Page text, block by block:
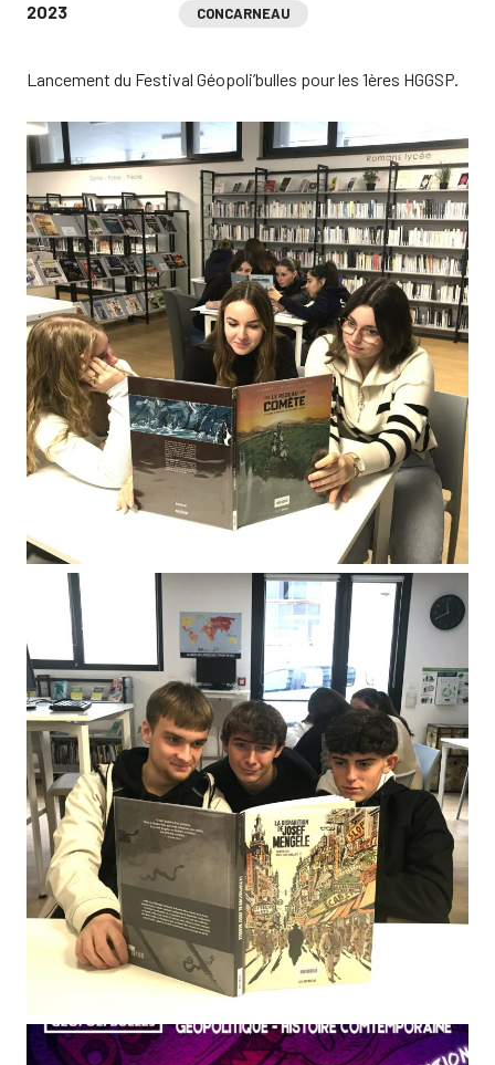
2023
CONCARNEAU
Lancement du Festival Géopoli’bulles pour les 1ères HGGSP.